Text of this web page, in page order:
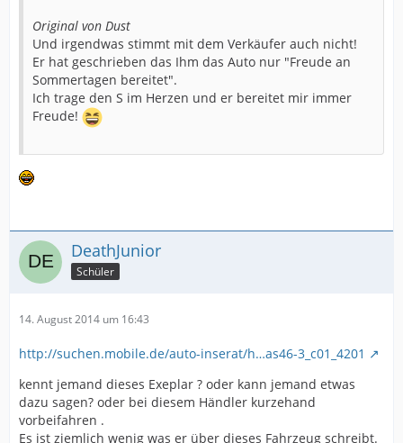
Original von Dust
Und irgendwas stimmt mit dem Verkäufer auch nicht!
Er hat geschrieben das Ihm das Auto nur "Freude an
Sommertagen bereitet".
Ich trage den S im Herzen und er bereitet mir immer
Freude!
DeathJunior
Schüler
14. August 2014 um 16:43
http://suchen.mobile.de/auto-inserat/h…as46-3_c01_4201
kennt jemand dieses Exeplar ? oder kann jemand etwas
dazu sagen? oder bei diesem Händler kurzehand
vorbeifahren .
Es ist ziemlich wenig was er über dieses Fahrzeug schreibt.